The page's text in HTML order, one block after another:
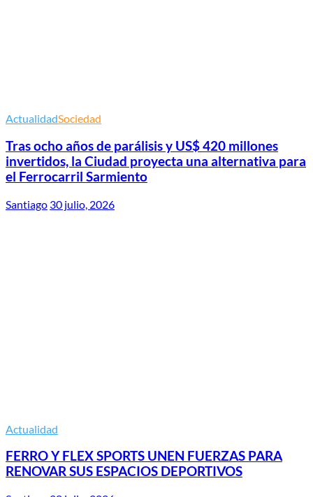
ActualidadSociedad
Tras ocho años de parálisis y US$ 420 millones
invertidos, la Ciudad proyecta una alternativa para
el Ferrocarril Sarmiento
Santiago 30 julio, 2026
Actualidad
FERRO Y FLEX SPORTS UNEN FUERZAS PARA
RENOVAR SUS ESPACIOS DEPORTIVOS